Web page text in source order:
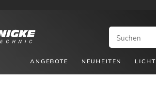
ANGEBOTE NEUHEITEN LICHT